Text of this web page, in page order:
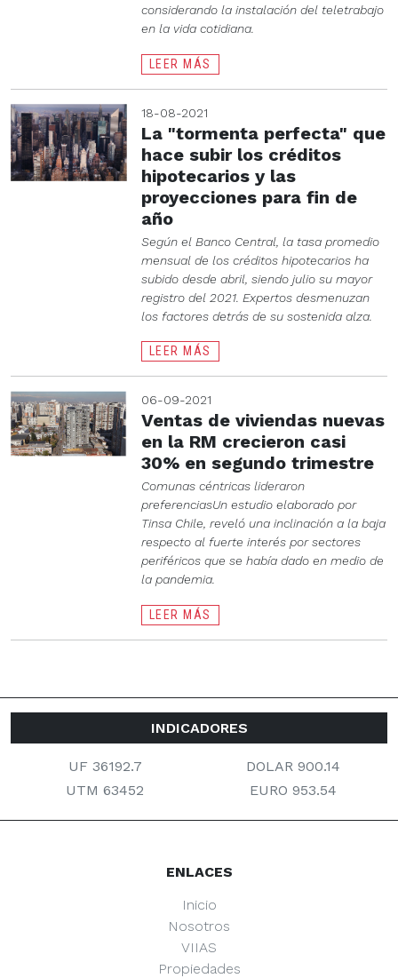
considerando la instalación del teletrabajo
en la vida cotidiana.
LEER MÁS
18-08-2021
La "tormenta perfecta" que
hace subir los créditos
hipotecarios y las
proyecciones para fin de
año
Según el Banco Central, la tasa promedio
mensual de los créditos hipotecarios ha
subido desde abril, siendo julio su mayor
registro del 2021. Expertos desmenuzan
los factores detrás de su sostenida alza.
LEER MÁS
06-09-2021
Ventas de viviendas nuevas
en la RM crecieron casi
30% en segundo trimestre
Comunas céntricas lideraron
preferenciasUn estudio elaborado por
Tinsa Chile, reveló una inclinación a la baja
respecto al fuerte interés por sectores
periféricos que se había dado en medio de
la pandemia.
LEER MÁS
INDICADORES
UF 36192.7
DOLAR 900.14
UTM 63452
EURO 953.54
ENLACES
Inicio
Nosotros
VIIAS
Propiedades